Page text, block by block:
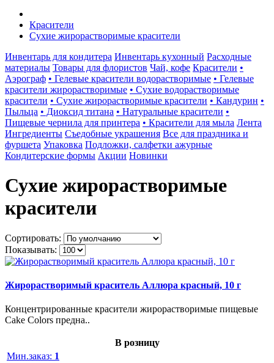
Красители
Сухие жирорастворимые красители
Инвентарь для кондитера Инвентарь кухонный Расходные
материалы Товары для флористов Чай, кофе Красители •
Аэрограф • Гелевые красители водорастворимые • Гелевые
красители жирорастворимые • Сухие водорастворимые
красители • Сухие жирорастворимые красители • Кандурин •
Пыльца • Диоксид титана • Натуральные красители •
Пищевые чернила для принтера • Красители для мыла Лента
Ингредиенты Съедобные украшения Все для праздника и
фуршета Упаковка Подложки, салфетки ажурные
Кондитерские формы Акции Новинки
Сухие жирорастворимые
красители
Сортировать:
Показывать:
Жирорастворимый краситель Аллюра красный, 10 г
Концентрированные красители жирорастворимые пищевые
Cake Colors предна..
В розницу
Мин.заказ: 1